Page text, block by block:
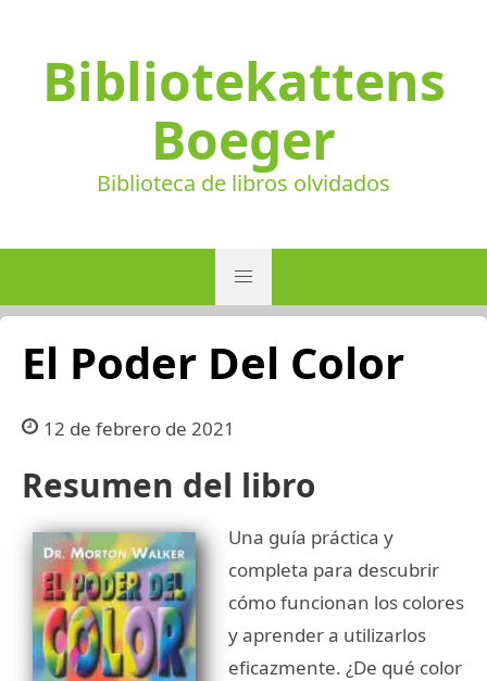
Bibliotekattens
Boeger
Biblioteca de libros olvidados
El Poder Del Color
12 de febrero de 2021
Resumen del libro
Una guía práctica y
completa para descubrir
cómo funcionan los colores
y aprender a utilizarlos
eficazmente. ¿De qué color